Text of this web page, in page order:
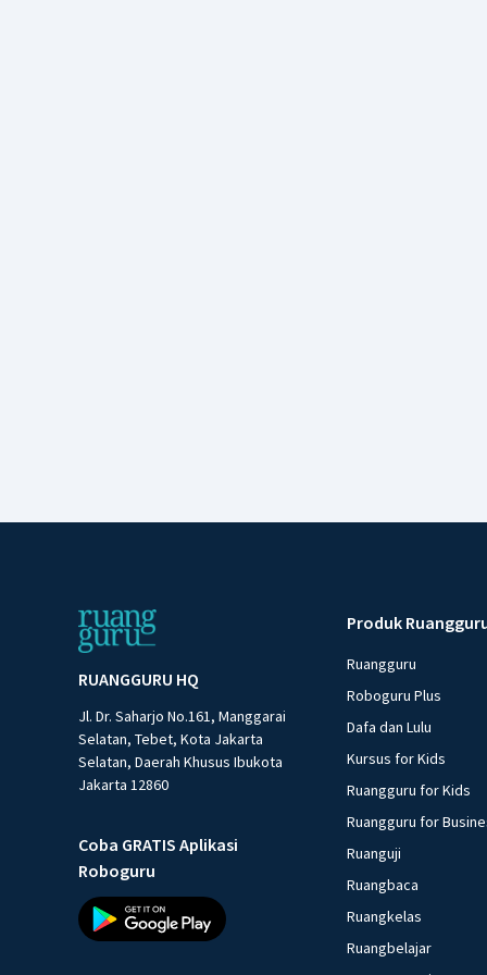
RUANGGURU HQ
Jl. Dr. Saharjo No.161, Manggarai
Selatan, Tebet, Kota Jakarta
Selatan, Daerah Khusus Ibukota
Jakarta 12860
Coba GRATIS Aplikasi
Roboguru
Produk
Ruangguru
Roboguru Plus
Dafa dan Lulu
Kursus for Kids
Ruangguru for Kids
Ruangguru for
Ruanguji
Ruangbaca
Ruangkelas
Ruangbelajar